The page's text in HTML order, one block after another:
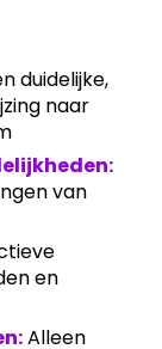
duidelijke,
naar
van
en
Alleen